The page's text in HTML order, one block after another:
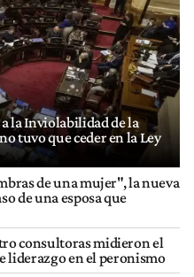
la Inviolabilidad de la
tuvo que ceder en la Ley
de una mujer", la nueva
de una esposa que
consultoras midieron el
liderazgo en el peronismo